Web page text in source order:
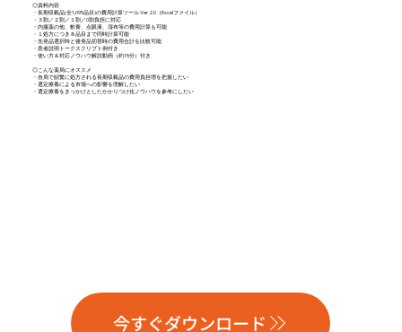
◎資料内容
・長期収載品(全1,095品目)の費用計算ツール Ver 2.0（Excelファイル）
・３割／２割／１割／0割負担に対応
・内服薬の他、軟膏、点眼液、湿布等の費用計算も可能
・１処方につき８品目まで同時計算可能
・先発品選択時と後発品切替時の費用合計を比較可能
・患者説明トークスクリプト例付き
・使い方＆対応ノウハウ解説動画（約15分）付き
◎こんな薬局にオススメ
・自局で頻繁に処方される長期収載品の費用負担増を把握したい
・選定療養による市場への影響を理解したい
・選定療養をきっかけとしたかかりつけ化ノウハウを参考にしたい
今すぐダウンロード